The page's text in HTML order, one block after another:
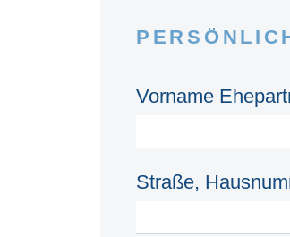
Vorname
Straße,